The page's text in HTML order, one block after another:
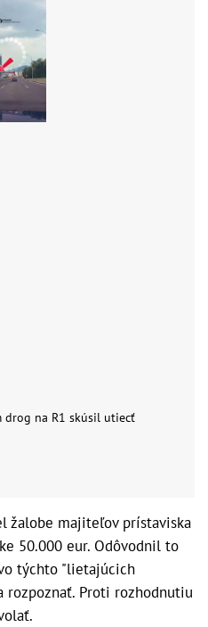
drog na R1 skúsil utiecť
žalobe majiteľov prístaviska
50.000 eur. Odôvodnil to
týchto "lietajúcich
rozpoznať. Proti rozhodnutiu